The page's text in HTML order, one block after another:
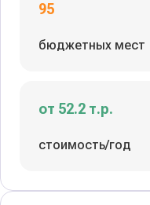
95
бюджетных мест
от 52.2 т.р.
стоимость/год